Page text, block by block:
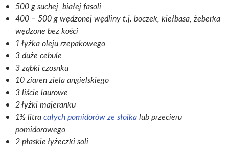
500 g suchej, białej fasoli
400 – 500 g wędzonej wędliny t.j. boczek, kiełbasa, żeberka
wędzone bez kości
1 łyżka oleju rzepakowego
3 duże cebule
3 ząbki czosnku
10 ziaren ziela angielskiego
3 liście laurowe
2 łyżki majeranku
1½ litracałych pomidorów ze słoikalub przecieru
pomidorowego
2 płaskie łyżeczki soli